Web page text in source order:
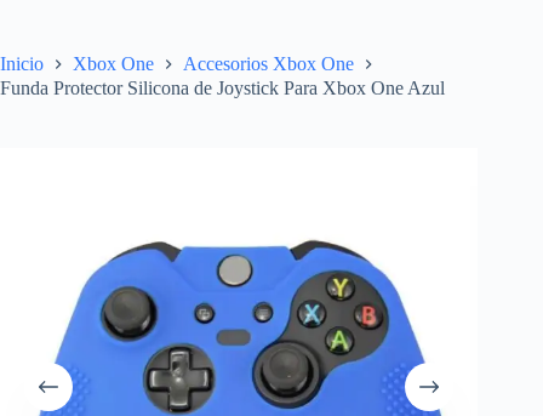
Inicio Xbox One
Accesorios Xbox One
Funda Protector Silicona de Joystick Para Xbox One Azul